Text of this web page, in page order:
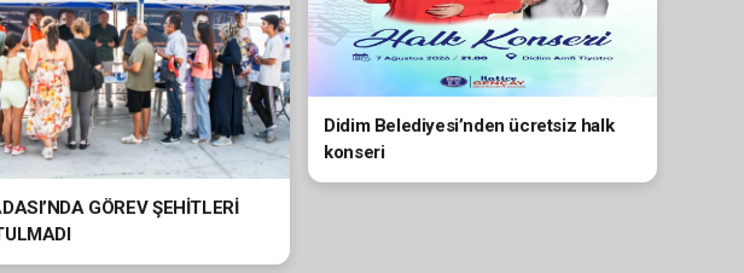
GÖREV ŞEHİTLERİ
Didim Belediyesi’nden ücretsiz halk
konseri